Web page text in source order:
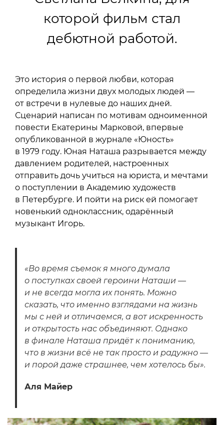
которой фильм стал
дебютной работой.
Это история о первой любви, которая
определила жизни двух молодых людей —
от встречи в нулевые до наших дней.
Сценарий написан по мотивам одноименной
повести Екатерины Марковой, впервые
опубликованной в журнале «Юность»
в 1979 году. Юная Наташа разрывается между
давлением родителей, настроенных
отправить дочь учиться на юриста, и мечтами
о поступлении в Академию художеств
в Петербурге. И пойти на риск ей помогает
новенький одноклассник, одарённый
музыкант Игорь.
«Во время съемок я много думала
о поступках своей героини Наташи —
и не всегда могла их понять. Можно
сказать, что именно взглядами на жизнь
мы с ней и отличаемся, а вот искренность
и открытость нас объединяют. Однако
в финале Наташа придёт к пониманию,
что в жизни всё не так просто и радужно —
и порой даже страшнее, чем хотелось бы».
Аля Майер